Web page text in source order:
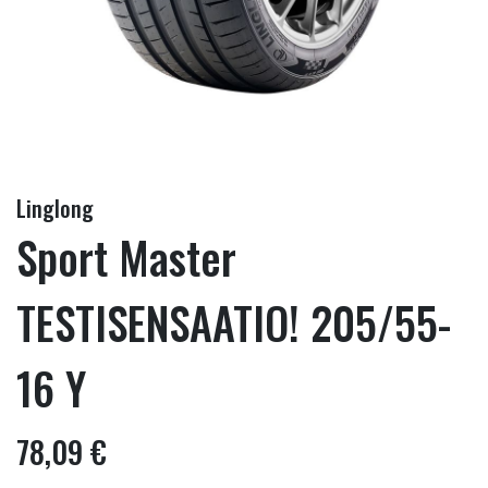
Linglong
Sport Master
TESTISENSAATIO! 205/55-
16 Y
78,09 €